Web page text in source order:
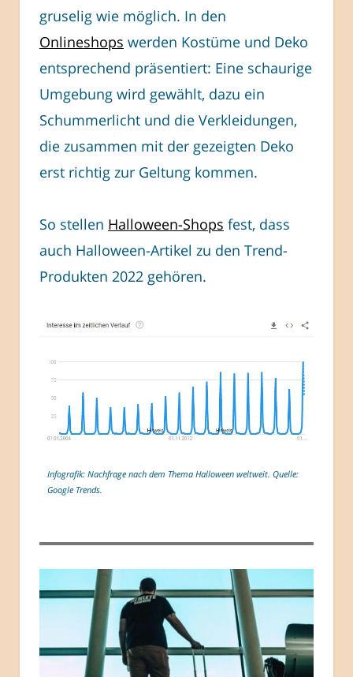
gruselig wie möglich. In den
Onlineshops werden Kostüme und Deko
entsprechend präsentiert: Eine schaurige
Umgebung wird gewählt, dazu ein
Schummerlicht und die Verkleidungen,
die zusammen mit der gezeigten Deko
erst richtig zur Geltung kommen.
So stellen Halloween-Shops fest, dass
auch Halloween-Artikel zu den Trend-
Produkten 2022 gehören.
Infografik: Nachfrage nach dem Thema Halloween weltweit. Quelle:
Google Trends.